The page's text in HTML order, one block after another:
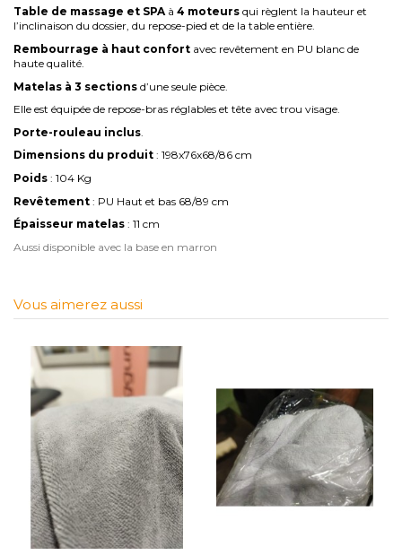
Table de massage et SPAà 4 moteurs qui règlent la hauteur et
l’inclinaison du dossier, du repose-pied et de la table entière.
Rembourrage à haut confort avec revêtement en PU blanc de
haute qualité.
Matelas à 3 sections d’une seule pièce.
Elle est équipée de repose-bras réglables et tête avec trou visage.
Porte-rouleau inclus
Dimensions du produit : 198x76x68/86 cm
Poids : 104 Kg
Revêtement : PU Haut et bas 68/89 cm
Épaisseur matelas : 11 cm
Aussi disponible avec la base en marron
Vous aimerez aussi